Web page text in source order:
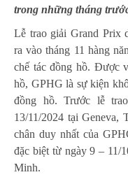
trong những tháng
Lễ trao giải Grand Prix
ra vào tháng 11 hàng
chế tác đồng hồ. Được
hồ, GPHG là sự kiện
đồng hồ. Trước lễ
13/11/2024 tại Geneva,
chân duy nhất của
đặc biệt từ ngày 9 – 11/
Minh.